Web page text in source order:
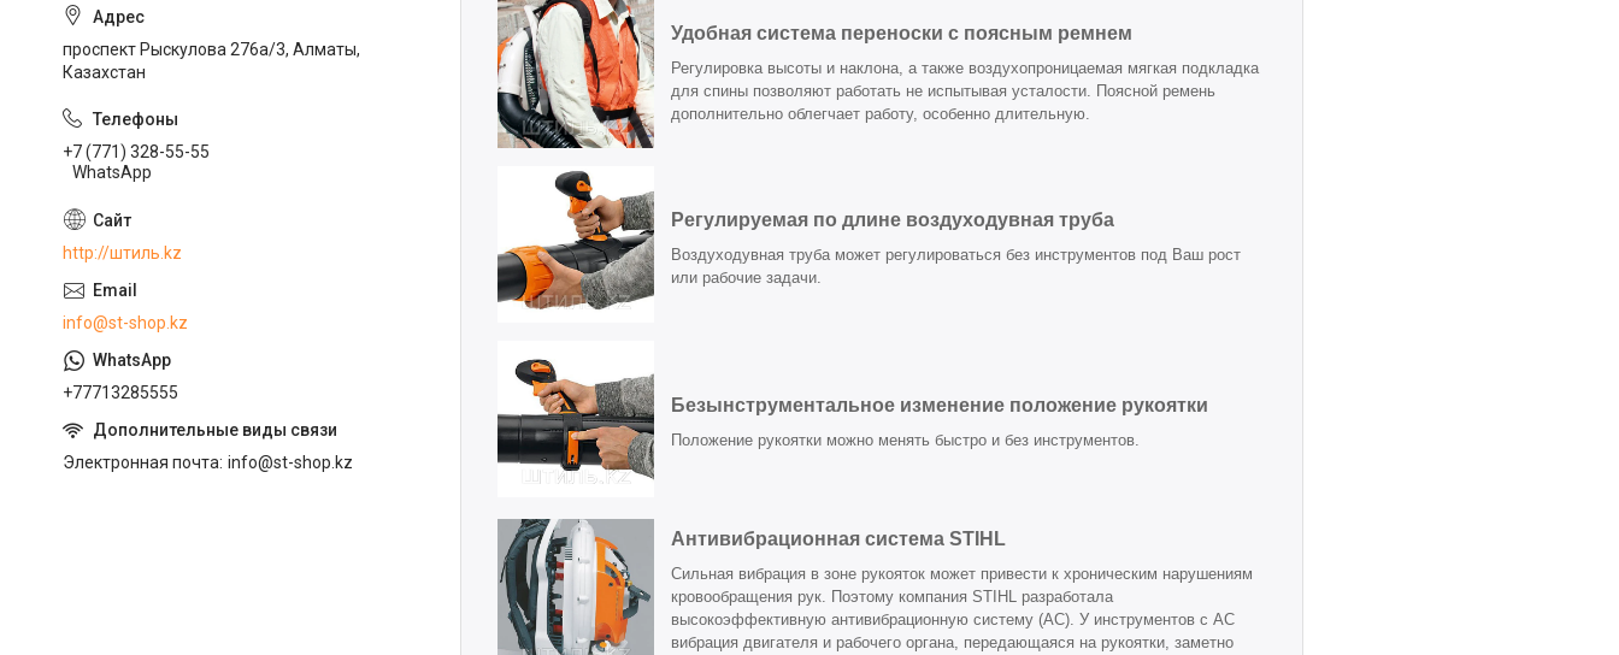
Удобная система переноски с поясным ремнем
Регулировка высоты и наклона, а также воздухопроницаемая мягкая подкладка
для спины позволяют работать не испытывая усталости. Поясной ремень
дополнительно облегчает работу, особенно длительную.
Регулируемая по длине воздуходувная труба
Воздуходувная труба может регулироваться без инструментов под Ваш рост
или рабочие задачи.
Безынструментальное изменение положение рукоятки
Положение рукоятки можно менять быстро и без инструментов.
Антивибрационная система STIHL
Сильная вибрация в зоне рукояток может привести к хроническим нарушениям
кровообращения рук. Поэтому компания STIHL разработала
высокоэффективную антивибрационную систему (АС). У инструментов с АС
вибрация двигателя и рабочего органа, передающаяся на рукоятки, заметно
проспект Рыскулова 276а/3, Алматы,
Казахстан
+7 (771) 328-55-55
WhatsApp
http://штиль.kz
info@st-shop.kz
+77713285555
Электронная почта info@st-shop.kz